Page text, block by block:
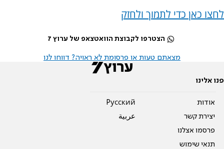
לחצו כאן כדי לתמוך ולחזק
הצטרפו לקבוצת הוואטצאפ של ערוץ 7
מצאתם טעות או פרסומת לא ראויה? דווחו לנו
פנו אלינו
אודות
יצירת קשר
פרסמו אצלנו
תנאי שימוש
Pусский
عربية